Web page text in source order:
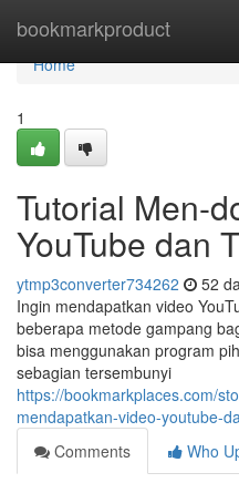
bookmarkproduct
Home
Home
1
Tutorial Men-
YouTube dan
ytmp3converter734262 52
Ingin mendapatkan video
beberapa metode gampang
bisa menggunakan program
sebagian tersembunyi
https://bookmarkplaces.com/
mendapatkan-video-youtube-
Comments
Who